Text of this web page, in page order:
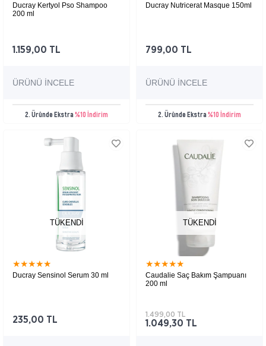
Ducray Kertyol Pso Shampoo
200 ml
1.159,00 TL
2. Üründe Ekstra%10 İndirim
ÜRÜNÜ İNCELE
Ducray Nutricerat Masque 150ml
799,00 TL
2. Üründe Ekstra%10 İndirim
ÜRÜNÜ İNCELE
TÜKENDI
★★★★★
Ducray Sensinol Serum 30 ml
235,00 TL
TÜKENDI
★★★★★
Caudalie Saç Bakım Şampuanı
200 ml
1.049,30 TL
1.499,00 TL